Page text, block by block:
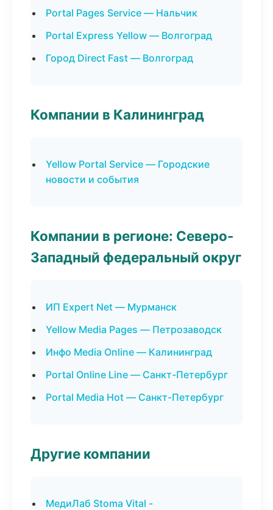
Portal Pages Service — Нальчик
Portal Express Yellow — Волгоград
Город Direct Fast — Волгоград
Компании в Калининград
Yellow Portal Service — Городские
новости и события
Компании в регионе: Северо-
Западный федеральный округ
ИП Expert Net — Мурманск
Yellow Media Pages — Петрозаводск
Инфо Media Online — Калининград
Portal Online Line — Санкт-Петербург
Portal Media Hot — Санкт-Петербург
Другие компании
МедиЛаб Stoma Vital -